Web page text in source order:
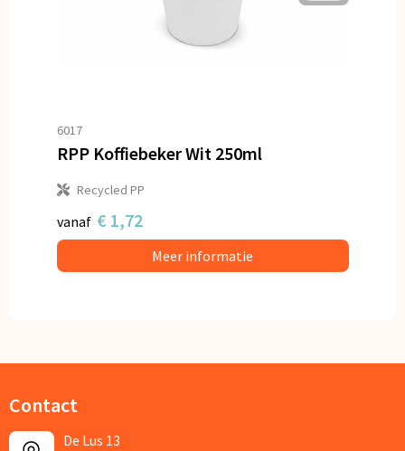
6017
RPP Koffiebeker Wit 250ml
Recycled PP
vanaf € 1,72
Meer informatie
Contact
De Lus 13